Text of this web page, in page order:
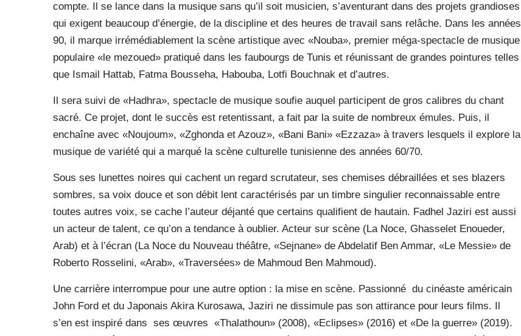
compte. Il se lance dans la musique sans qu’il soit musicien, s’aventurant dans des projets grandioses
qui exigent beaucoup d’énergie, de la discipline et des heures de travail sans relâche. Dans les années
90, il marque irrémédiablement la scène artistique avec «Nouba», premier méga-spectacle de musique
populaire «le mezoued» pratiqué dans les faubourgs de Tunis et réunissant de grandes pointures telles
que Ismail Hattab, Fatma Bousseha, Habouba, Lotfi Bouchnak et d’autres.
Il sera suivi de «Hadhra», spectacle de musique soufie auquel participent de gros calibres du chant
sacré. Ce projet, dont le succès est retentissant, a fait par la suite de nombreux émules. Puis, il
enchaîne avec «Noujoum», «Zghonda et Azouz», «Bani Bani» «Ezzaza» à travers lesquels il explore la
musique de variété qui a marqué la scène culturelle tunisienne des années 60/70.
Sous ses lunettes noires qui cachent un regard scrutateur, ses chemises débraillées et ses blazers
sombres, sa voix douce et son débit lent caractérisés par un timbre singulier reconnaissable entre
toutes autres voix, se cache l’auteur déjanté que certains qualifient de hautain. Fadhel Jaziri est aussi
un acteur de talent, ce qu’on a tendance à oublier. Acteur sur scène (La Noce, Ghasselet Enoueder,
Arab) et à l’écran (La Noce du Nouveau théâtre, «Sejnane» de Abdelatif Ben Ammar, «Le Messie» de
Roberto Rosselini, «Arab», «Traversées» de Mahmoud Ben Mahmoud).
Une carrière interrompue pour une autre option : la mise en scène. Passionné du cinéaste américain
John Ford et du Japonais Akira Kurosawa, Jaziri ne dissimule pas son attirance pour leurs films. Il
s’en est inspiré dans ses œuvres «Thalathoun» (2008), «Eclipses» (2016) et «De la guerre» (2019).